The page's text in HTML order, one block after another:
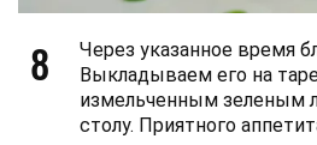
8
Через указанное время
Выкладываем его на
измельченным зеленым
столу. Приятного